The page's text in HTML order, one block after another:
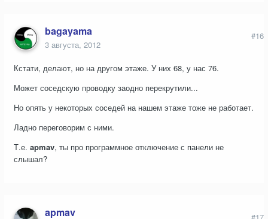
bagayama
3 августа, 2012
#16
Кстати, делают, но на другом этаже. У них 68, у нас 76.
Может соседскую проводку заодно перекрутили...
Но опять у некоторых соседей на нашем этаже тоже не работает.
Ладно переговорим с ними.
Т.е. apmav, ты про программное отключение с панели не
слышал?
apmav